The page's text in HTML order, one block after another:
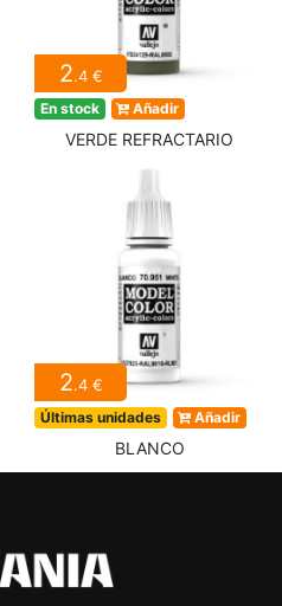
2.4 €
En stock Añadir
VERDE REFRACTARIO
2.4 €
Últimas unidades Añadir
BLANCO